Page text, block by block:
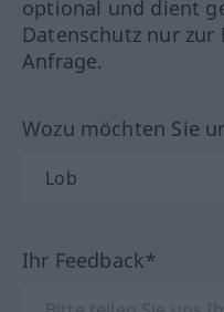
optional und dient
Datenschutz nur
Anfrage.
Wozu möchten Sie
Ihr Feedback*